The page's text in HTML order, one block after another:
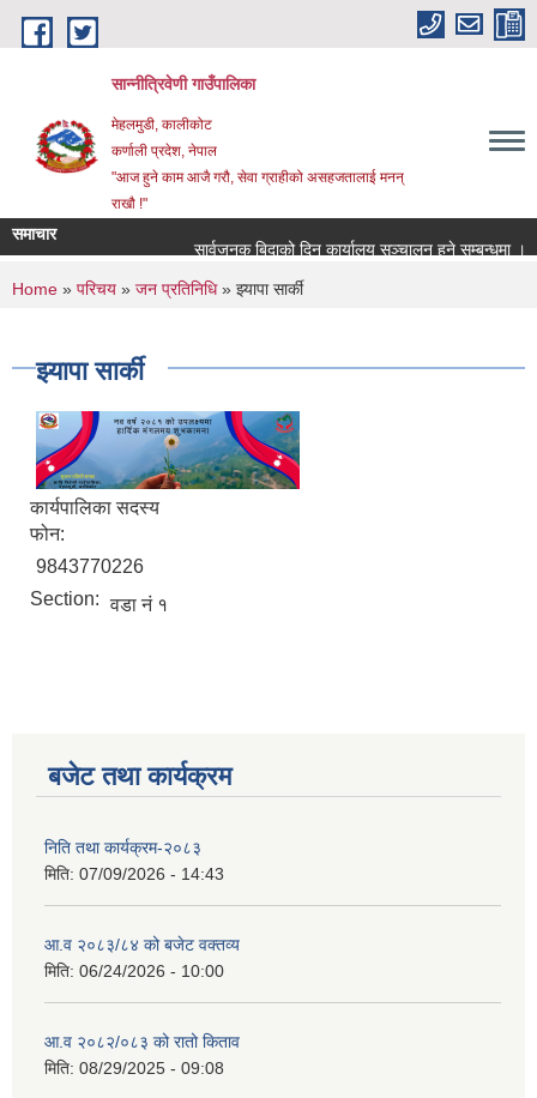
Skip to main content
सान्नीत्रिवेणी गाउँपालिका
मेहलमुडी, कालीकोट
कर्णाली प्रदेश, नेपाल
"आज हुने काम आजै गरौ, सेवा ग्राहीको असहजतालाई मनन्
राखौ !"
समाचार
सार्वजनुक बिदाको दिन कार्यालय सञ्चालन हुने सम्बन्धमा ।
You are here
Home » परिचय » जन प्रतिनिधि» झ्यापा सार्की
झ्यापा सार्की
कार्यपालिका सदस्य
फोन:
9843770226
Section: वडा नं १
बजेट तथा कार्यक्रम
निति तथा कार्यक्रम-२०८३
मिति: 07/09/2026 - 14:43
आ.व २०८३/८४ को बजेट वक्तव्य
मिति: 06/24/2026 - 10:00
आ.व २०८२/०८३ को रातो किताव
मिति: 08/29/2025 - 09:08